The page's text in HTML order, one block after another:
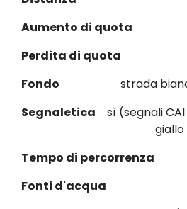
Aumento di quota
Perdita di quota
Fondo
strada
Segnaletica
sì (segnali
Tempo di percorrenza
Fonti d'acqua